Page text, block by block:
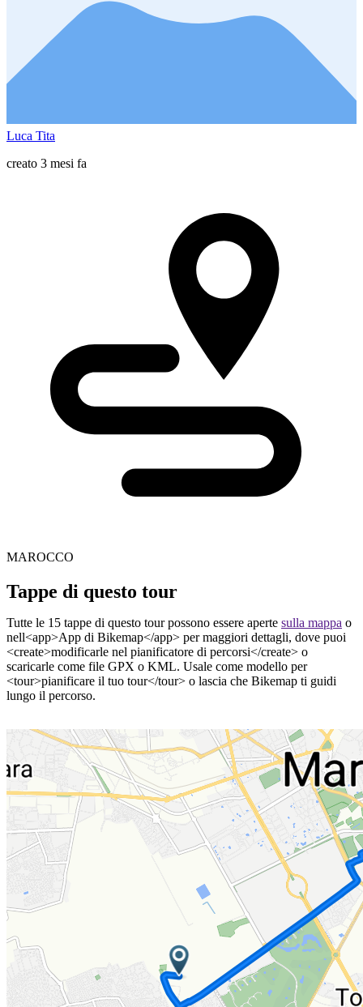
Luca Tita
creato 3 mesi fa
MAROCCO
Tappe di questo tour
Tutte le 15 tappe di questo tour possono essere aperte sulla mappa o
nell<app>App di Bikemap</app> per maggiori dettagli, dove puoi
<create>modificarle nel pianificatore di percorsi</create> o
scaricarle come file GPX o KML. Usale come modello per
<tour>pianificare il tuo tour</tour> o lascia che Bikemap ti guidi
lungo il percorso.